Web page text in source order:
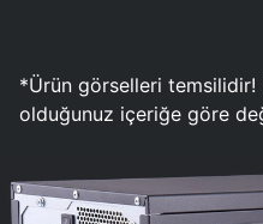
*Ürün görselleri temsilidir!
olduğunuz içeriğe göre